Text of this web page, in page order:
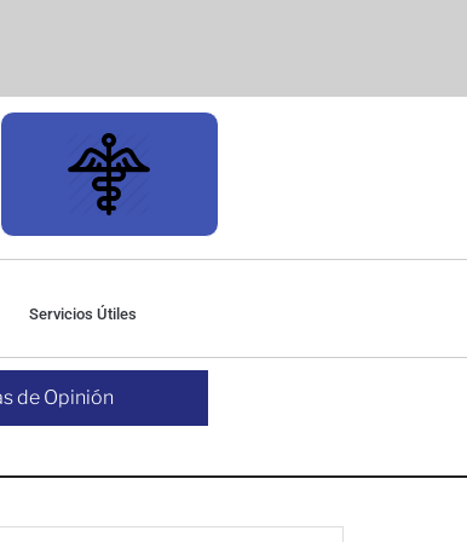
Servicios Útiles
de Opinión